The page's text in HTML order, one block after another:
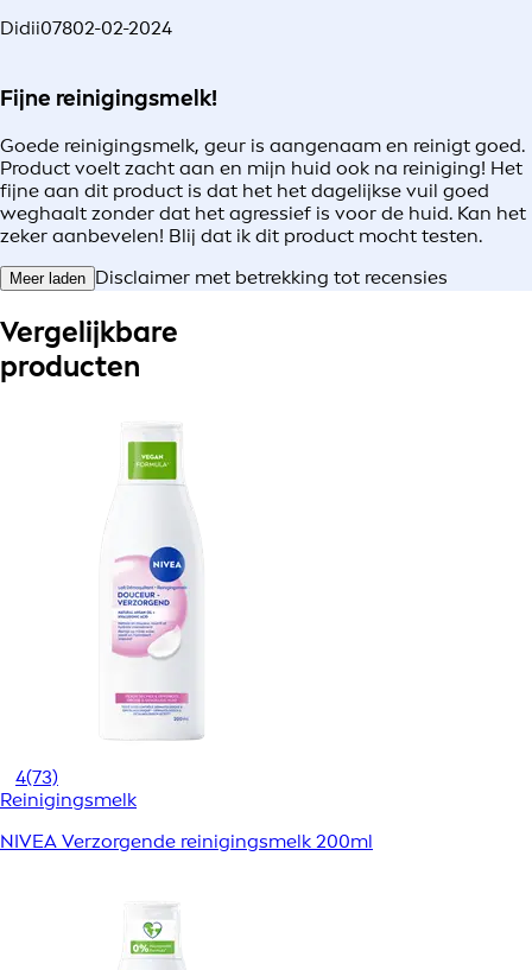
Didii07802-02-2024
Fijne reinigingsmelk!
Goede reinigingsmelk, geur is aangenaam en reinigt goed.
Product voelt zacht aan en mijn huid ook na reiniging! Het
fijne aan dit product is dat het het dagelijkse vuil goed
weghaalt zonder dat het agressief is voor de huid. Kan het
zeker aanbevelen! Blij dat ik dit product mocht testen.
Meer laden Disclaimer met betrekking tot recensies
Vergelijkbare
producten
4(73)
Reinigingsmelk
NIVEA Verzorgende reinigingsmelk 200ml